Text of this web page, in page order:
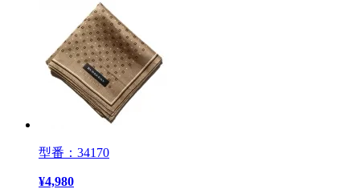
型番：34170
¥4,980